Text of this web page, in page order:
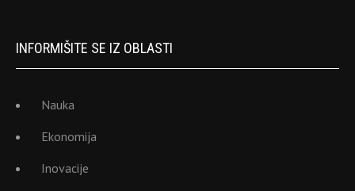
INFORMIŠITE SE IZ OBLASTI
Nauka
Ekonomija
Inovacije